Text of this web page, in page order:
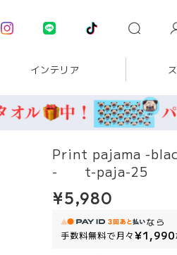
インテリア
Print pajama -
- t-paja-25
¥5,980
なら
手数料無料で月々¥1,990